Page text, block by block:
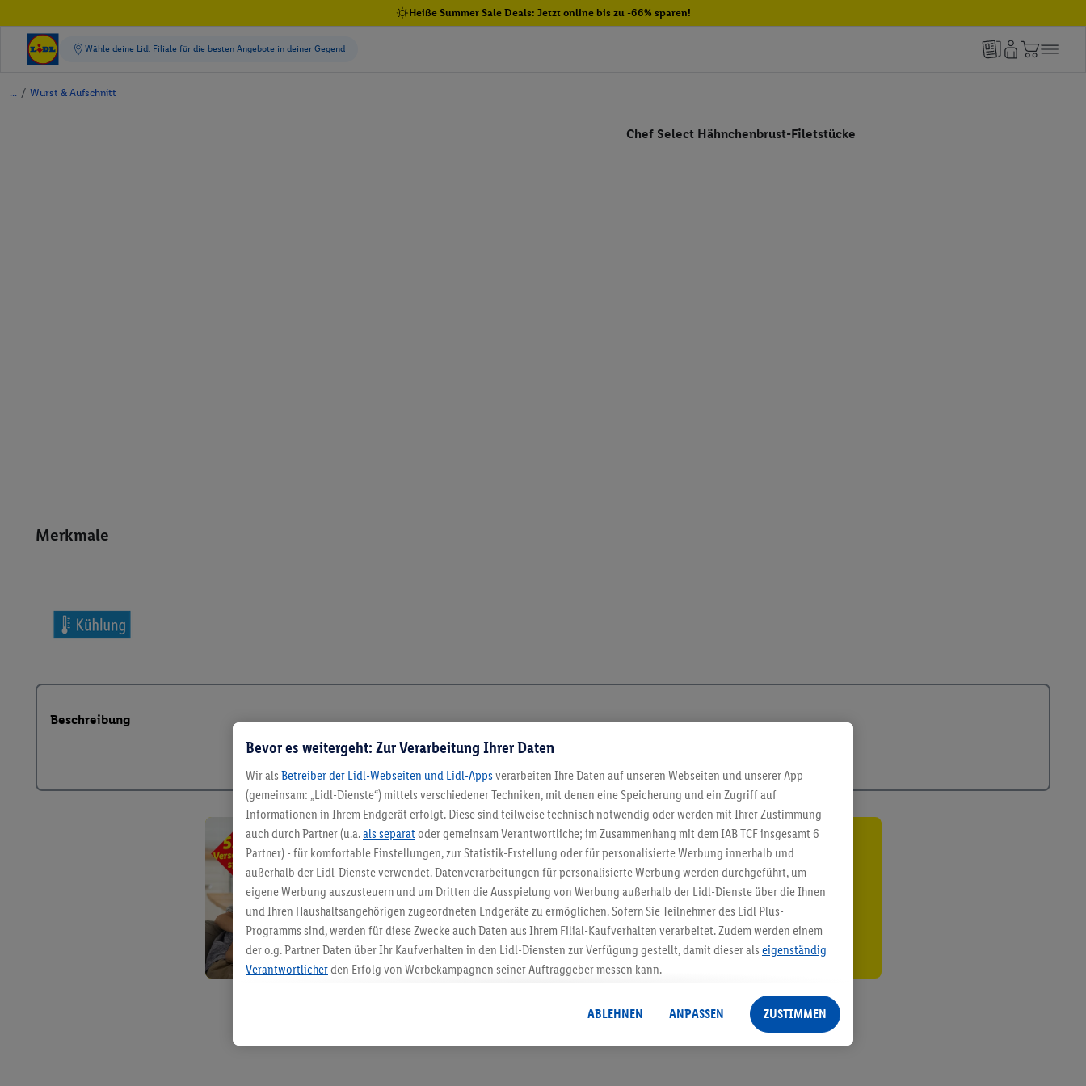
Heiße Summer Sale Deals: Jetzt online bis zu -66% sparen!
/ Wurst & Aufschnitt
Chef Select Hähnchenbrust-Filetstücke
Merkmale
Beschreibung
5.95 € Versand sparen³²ᵃ
Jetzt zum Newsletter anmelden
Gutschein sichern!
Bevor es weitergeht: Zur Verarbeitung Ihrer Daten
Wir als Betreiber der Lidl-Webseiten und Lidl-Apps verarbeiten Ihre Daten auf unseren Webseiten und unserer App
(gemeinsam: „Lidl-Dienste“) mittels verschiedener Techniken, mit denen eine Speicherung und ein Zugriff auf
Informationen in Ihrem Endgerät erfolgt. Diese sind teilweise technisch notwendig oder werden mit Ihrer Zustimmung -
auch durch Partner (u.a.als separat oder gemeinsam Verantwortliche; im Zusammenhang mit dem IAB TCF insgesamt 6
Partner) - für komfortable Einstellungen, zur Statistik-Erstellung oder für personalisierte Werbung innerhalb und
außerhalb der Lidl-Dienste verwendet. Datenverarbeitungen für personalisierte Werbung werden durchgeführt, um
eigene Werbung auszusteuern und um Dritten die Ausspielung von Werbung außerhalb der Lidl-Dienste über die Ihnen
und Ihren Haushaltsangehörigen zugeordneten Endgeräte zu ermöglichen. Sofern Sie Teilnehmer des Lidl Plus-
Programms sind, werden für diese Zwecke auch Daten aus Ihrem Filial-Kaufverhalten verarbeitet. Zudem werden einem
der o.g. Partner Daten über Ihr Kaufverhalten in den Lidl-Diensten zur Verfügung gestellt, damit dieser als eigenständig
Verantwortlicherden Erfolg von Werbekampagnen seiner Auftraggeber messen kann.
angereicherten Profilen. Dies umfasst die Zusammenführung von Daten (z.B. über Ihre Nutzung der Lidl-Dienste, Ihr
Kaufverhalten in den Lidl-Diensten, Informationen aus Ihrem Kundenkonto - z.B. Alter oder Geschlecht - sowie Ihre
genauen Standortdaten) auch über verschiedene Endgeräte und Lidl-Dienste hinweg einschließlich dem Speichern von
ABLEHNEN ANPASSEN ZUSTIMMEN